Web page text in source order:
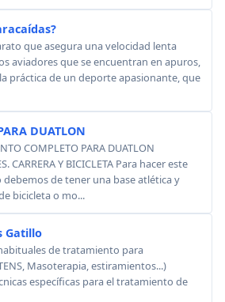
que asegura una velocidad lenta
aviadores que se encuentran en apuros,
práctica de un deporte apasionante, que
DUATLON
COMPLETO PARA DUATLON
CARRERA Y BICICLETA Para hacer este
de tener una base atlética y
bicicleta o mo...
Gatillo
de tratamiento para
Masoterapia, estiramientos...)
específicas para el tratamiento de